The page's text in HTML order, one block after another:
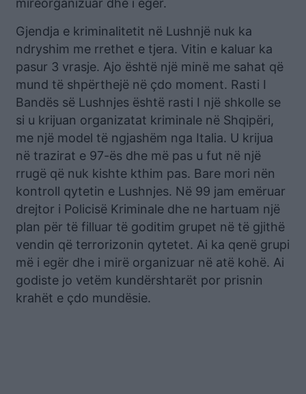
mirëorganizuar dhe i egër.
Gjendja e kriminalitetit në Lushnjë nuk ka
ndryshim me rrethet e tjera. Vitin e kaluar ka
pasur 3 vrasje. Ajo është një minë me sahat që
mund të shpërthejë në çdo moment. Rasti I
Bandës së Lushnjes është rasti I një shkolle se
si u krijuan organizatat kriminale në Shqipëri,
me një model të ngjashëm nga Italia. U krijua
në trazirat e 97-ës dhe më pas u fut në një
rrugë që nuk kishte kthim pas. Bare mori nën
kontroll qytetin e Lushnjes. Në 99 jam emëruar
drejtor i Policisë Kriminale dhe ne hartuam një
plan për të filluar të goditim grupet në të gjithë
vendin që terrorizonin qytetet. Ai ka qenë grupi
më i egër dhe i mirë organizuar në atë kohë. Ai
godiste jo vetëm kundërshtarët por prisnin
krahët e çdo mundësie.